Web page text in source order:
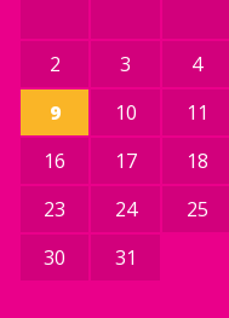
2
3 4
9
10 11
16
17 18
23
24 25
30
31